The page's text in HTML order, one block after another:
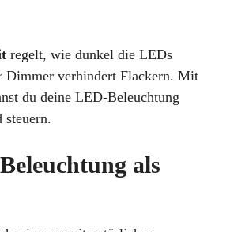
regelt, wie dunkel die LEDs
Dimmer verhindert Flackern. Mit
du deine LED-Beleuchtung
steuern.
als